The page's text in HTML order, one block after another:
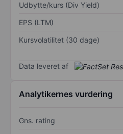
Udbytte/kurs (Div Yield)
EPS (LTM)
Kursvolatilitet (30 dage)
Data leveret af
Analytikernes vurdering
Gns. rating